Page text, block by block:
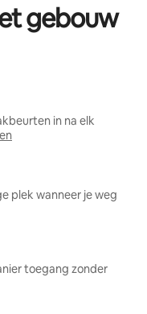
gebouw
in na elk
plek wanneer je weg
toegang zonder